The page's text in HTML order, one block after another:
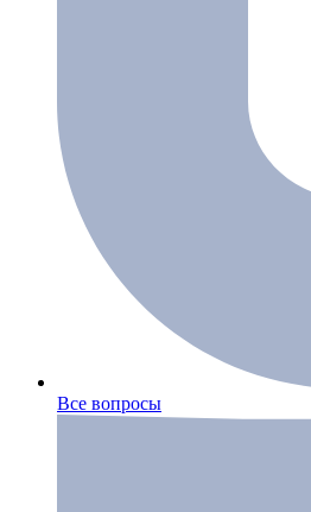
Все вопросы